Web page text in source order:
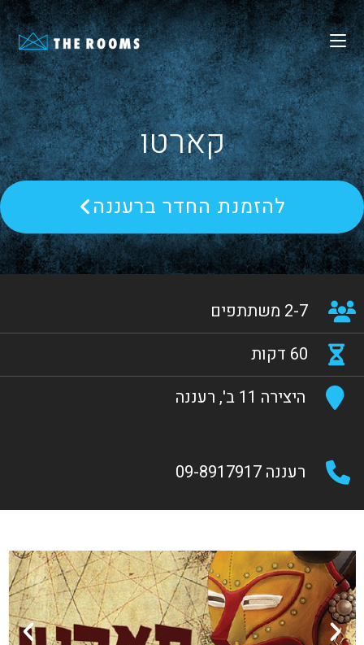
קארטו
להזמנת החדר ברעננה
2-7 משתתפים
60 דקות​​
היצירה 11 ב', רעננה
רעננה 09-8917917